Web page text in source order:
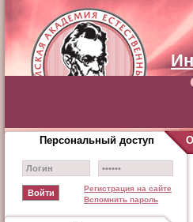
Регистрация на сайте
Вспомнить пароль
Персональный доступ